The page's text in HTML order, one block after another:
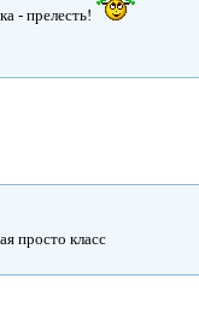
- прелесть!
просто класс